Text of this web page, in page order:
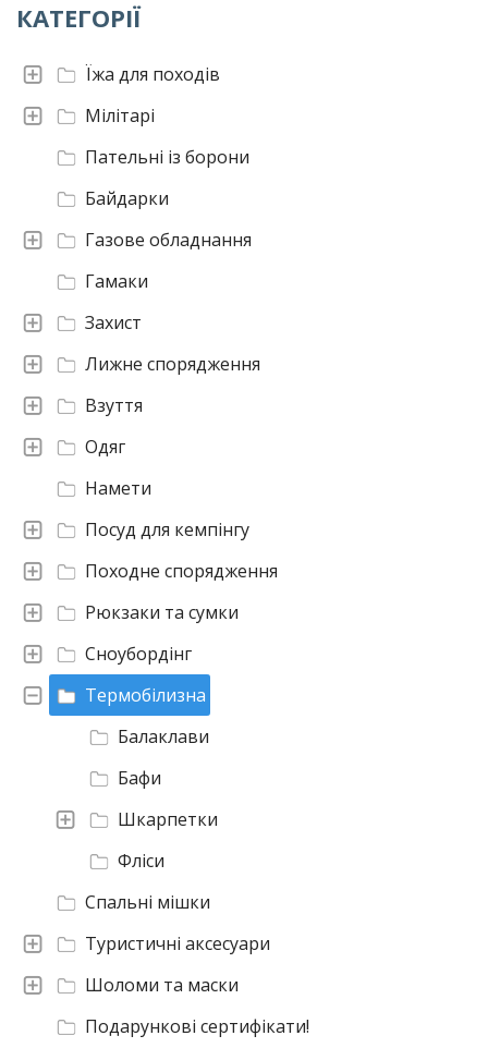
КАТЕГОРІЇ
Подарункові сертифікати!
Шоломи та маски
Туристичні аксесуари
Спальні мішки
Термобілизна
Балаклави
Бафи
Шкарпетки
Фліси
Сноубордінг
Рюкзаки та сумки
Походне спорядження
Посуд для кемпінгу
Намети
Одяг
Взуття
Лижне спорядження
Захист
Гамаки
Газове обладнання
Байдарки
Пательні із борони
Мілітарі
Їжа для походів